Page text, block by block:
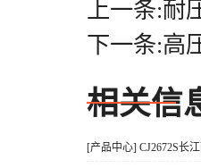
上一条:耐
下一条:高
相关信
[产品中心] CJ2672S长